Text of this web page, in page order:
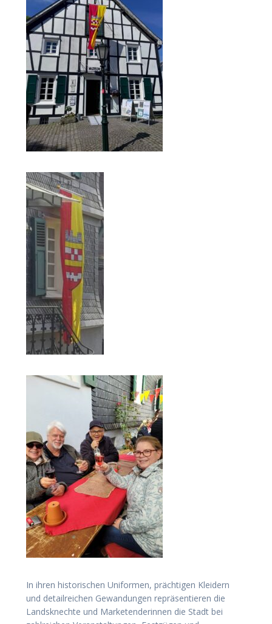
In ihren historischen Uniformen, prächtigen Kleidern
und detailreichen Gewandungen repräsentieren die
Landsknechte und Marketenderinnen die Stadt bei